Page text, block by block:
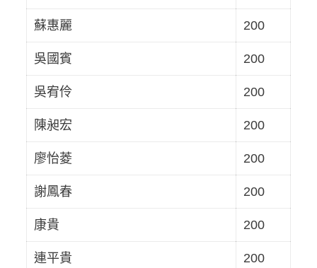
蘇惠麗 200
吳國賓 200
吳宥伶 200
陳昶宏 200
廖怡菱 200
謝鳳春 200
康貴 200
連平貴 200